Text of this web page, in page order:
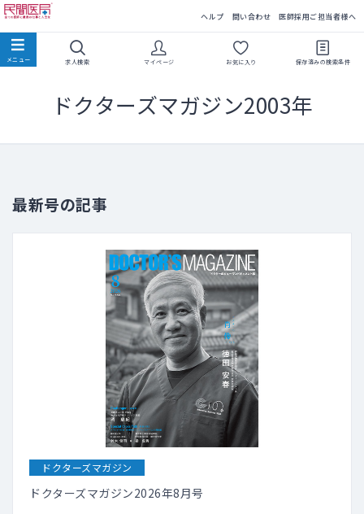
ヘルプ 問い合わせ 医師採用ご担当者様へ
求人検索 マイページ お気に入り 保存済みの検索条件
ドクターズマガジン2003年
最新号の記事
ドクターズマガジン
ドクターズマガジン2026年8月号